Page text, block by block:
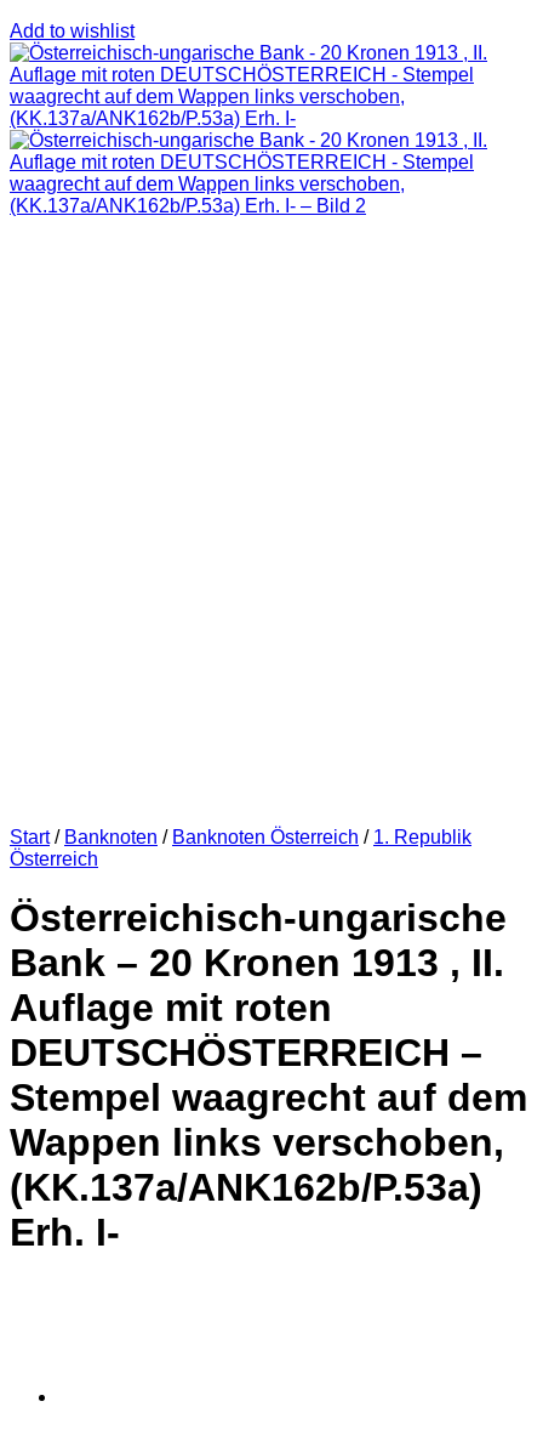
Add to wishlist
Start / Banknoten / Banknoten Österreich / 1. Republik
Österreich
Österreichisch-ungarische
Bank – 20 Kronen 1913 , II.
Auflage mit roten
DEUTSCHÖSTERREICH –
Stempel waagrecht auf dem
Wappen links verschoben,
(KK.137a/ANK162b/P.53a)
Erh. I-